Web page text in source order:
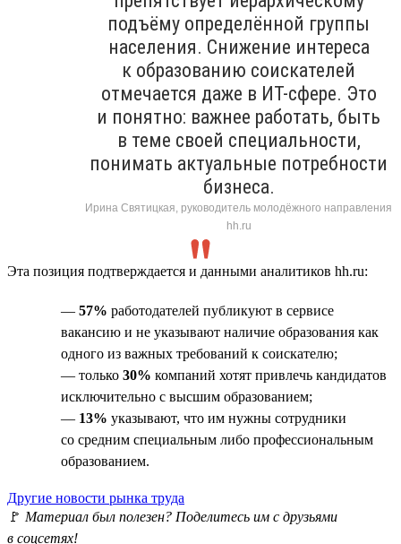
подъёму определённой группы
населения. Снижение интереса
к образованию соискателей
отмечается даже в ИТ-сфере. Это
и понятно: важнее работать, быть
в теме своей специальности,
понимать актуальные потребности
бизнеса.
Ирина Святицкая, руководитель молодёжного направления
hh.ru
Эта позиция подтверждается и данными аналитиков hh.ru:
— 57% работодателей публикуют в сервисе
вакансию и не указывают наличие образования как
одного из важных требований к соискателю;
— только 30% компаний хотят привлечь кандидатов
исключительно с высшим образованием;
— 13% указывают, что им нужны сотрудники
со средним специальным либо профессиональным
образованием.
Другие новости рынка труда
🚩 Материал был полезен? Поделитесь им с друзьями
в соцсетях!